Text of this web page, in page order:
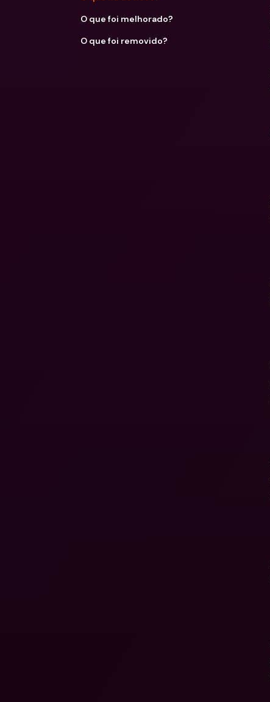
O que foi melhorado?
O que foi removido?